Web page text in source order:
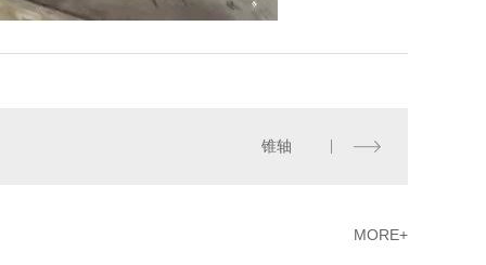
锥轴
MORE+